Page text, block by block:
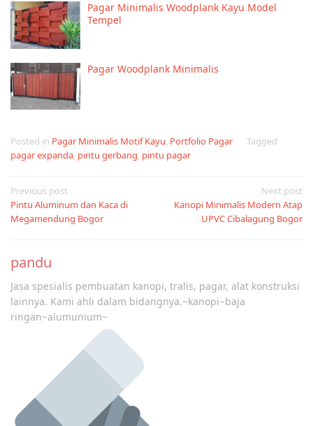
Pagar Minimalis Woodplank Kayu Model
Tempel
Pagar Woodplank Minimalis
Posted in Pagar Minimalis Motif Kayu, Portfolio Pagar
Tagged
pagar expanda, pintu gerbang, pintu pagar
Post
navigation
Previous post
Pintu Aluminum dan Kaca di
Megamendung Bogor
Next post
Kanopi Minimalis Modern Atap
UPVC Cibalagung Bogor
pandu
Jasa spesialis pembuatan kanopi, tralis, pagar, alat konstruksi
lainnya. Kami ahli dalam bidangnya.~kanopi~baja
ringan~alumunium~